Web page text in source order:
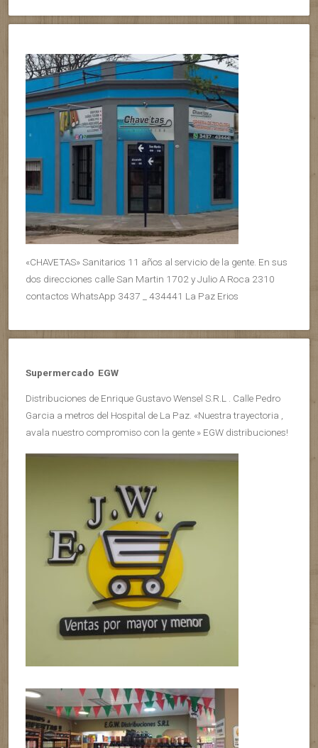
«CHAVETAS» Sanitarios 11 años al servicio de la gente. En sus
dos direcciones calle San Martin 1702 y Julio A Roca 2310
contactos WhatsApp 3437 _ 434441 La Paz Erios
Supermercado EGW
Distribuciones de Enrique Gustavo Wensel S.R.L . Calle Pedro
Garcia a metros del Hospital de La Paz. «Nuestra trayectoria ,
avala nuestro compromiso con la gente » EGW distribuciones!